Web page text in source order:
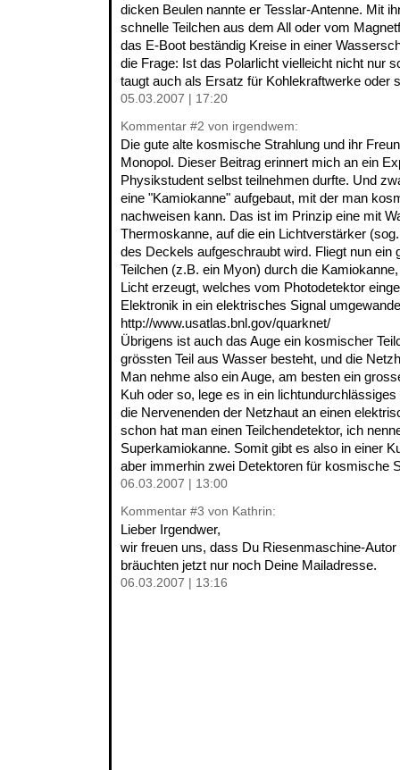
dicken Beulen nannte er Tesslar-Antenne. Mit
schnelle Teilchen aus dem All oder vom
das E-Boot beständig Kreise in einer
die Frage: Ist das Polarlicht vielleicht nicht nur
taugt auch als Ersatz für Kohlekraftwerke oder
05.03.2007 | 17:20
Kommentar #2 von irgendwem:
Die gute alte kosmische Strahlung und ihr
Monopol. Dieser Beitrag erinnert mich an ein
Physikstudent selbst teilnehmen durfte. Und
eine "Kamiokanne" aufgebaut, mit der man
nachweisen kann. Das ist im Prinzip eine mit
Thermoskanne, auf die ein Lichtverstärker
des Deckels aufgeschraubt wird. Fliegt nun ein
Teilchen (z.B. ein Myon) durch die
Licht erzeugt, welches vom Photodetektor
Elektronik in ein elektrisches Signal
http://www.usatlas.bnl.gov/quarknet/
Übrigens ist auch das Auge ein kosmischer
grössten Teil aus Wasser besteht, und die
Man nehme also ein Auge, am besten ein
Kuh oder so, lege es in ein
die Nervenenden der Netzhaut an einen
schon hat man einen Teilchendetektor, ich
Superkamiokanne. Somit gibt es also in einer
aber immerhin zwei Detektoren für kosmische
06.03.2007 | 13:00
Kommentar #3 von Kathrin:
Lieber Irgendwer,
wir freuen uns, dass Du Riesenmaschine-
bräuchten jetzt nur noch Deine Mailadresse.
06.03.2007 | 13:16